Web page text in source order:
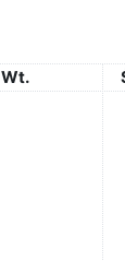
Wtorek
Wt.